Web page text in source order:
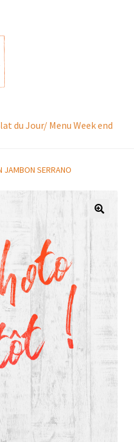
du Jour/ Menu Week end
JAMBON SERRANO